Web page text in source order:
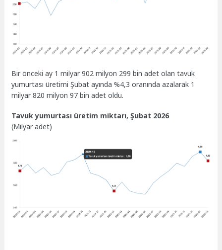
Bir önceki ay 1 milyar 902 milyon 299 bin adet olan tavuk
yumurtası üretimi Şubat ayında %4,3 oranında azalarak 1
milyar 820 milyon 97 bin adet oldu.
Tavuk yumurtası üretim miktarı, Şubat 2026
(Milyar adet)